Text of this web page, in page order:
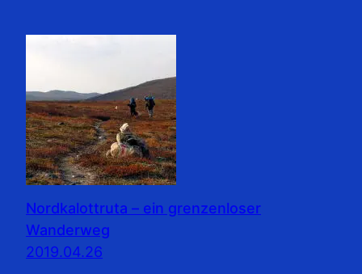
Nordkalottruta – ein grenzenloser
Wanderweg
2019.04.26